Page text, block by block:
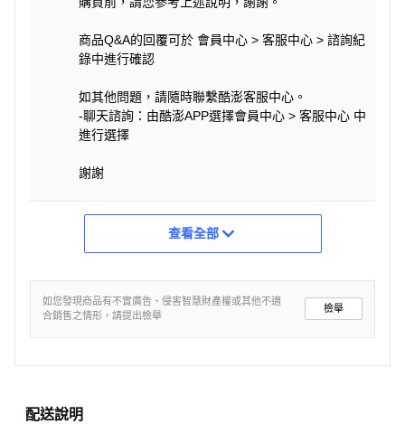
商品Q&A的回覆可於 會員中心 > 客服中心 > 諮詢紀
錄中進行確認
如其他問題，請隨時聯繫酷澎客服中心。
-聊天諮詢：由酷澎APP選擇會員中心 > 客服中心 中
進行選擇
謝謝
查看全部
如您發現商品有不實廣告、侵害智慧財產權或其他不適
合銷售之情形，請提出檢舉
檢舉
配送說明